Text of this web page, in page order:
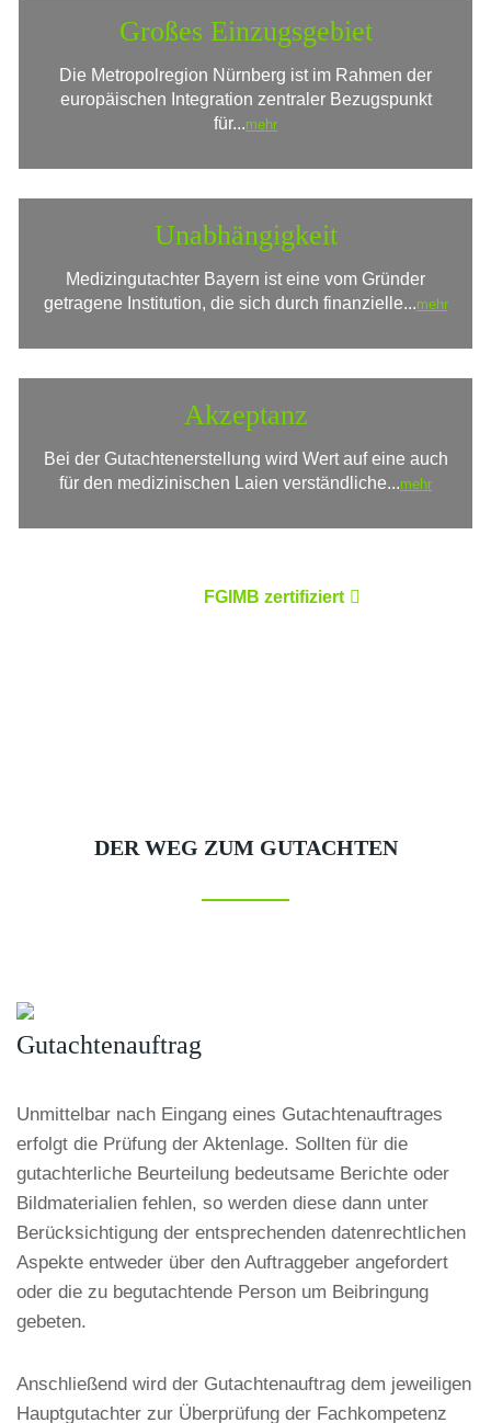
Großes Einzugsgebiet
Die Metropolregion Nürnberg ist im Rahmen der
europäischen Integration zentraler Bezugspunkt
für...mehr
Unabhängigkeit
Medizingutachter Bayern ist eine vom Gründer
getragene Institution, die sich durch finanzielle...mehr
Akzeptanz
Bei der Gutachtenerstellung wird Wert auf eine auch
für den medizinischen Laien verständliche...mehr
FGIMB zertifiziert
DER WEG ZUM GUTACHTEN
Gutachtenauftrag
Unmittelbar nach Eingang eines Gutachtenauftrages
erfolgt die Prüfung der Aktenlage. Sollten für die
gutachterliche Beurteilung bedeutsame Berichte oder
Bildmaterialien fehlen, so werden diese dann unter
Berücksichtigung der entsprechenden datenrechtlichen
Aspekte entweder über den Auftraggeber angefordert
oder die zu begutachtende Person um Beibringung
gebeten.
Anschließend wird der Gutachtenauftrag dem jeweiligen
Hauptgutachter zur Überprüfung der Fachkompetenz